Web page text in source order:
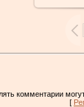
комментарии
[